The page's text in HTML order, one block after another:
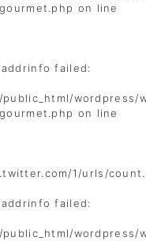
on line
failed:
public_html/wordpress/
on line
1/urls/
failed:
public_html/wordpress/